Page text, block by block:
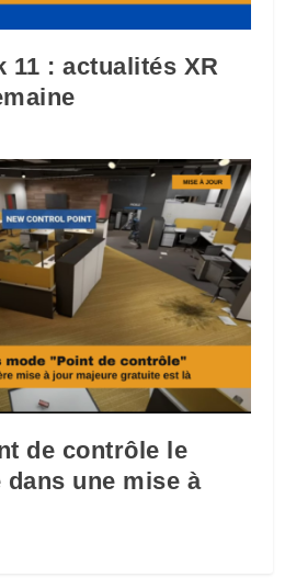
11 : actualités XR
de contrôle le
dans une mise à